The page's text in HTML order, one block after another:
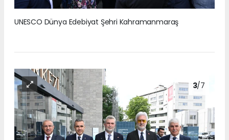
UNESCO Dünya Edebiyat Şehri Kahramanmaraş
3/7